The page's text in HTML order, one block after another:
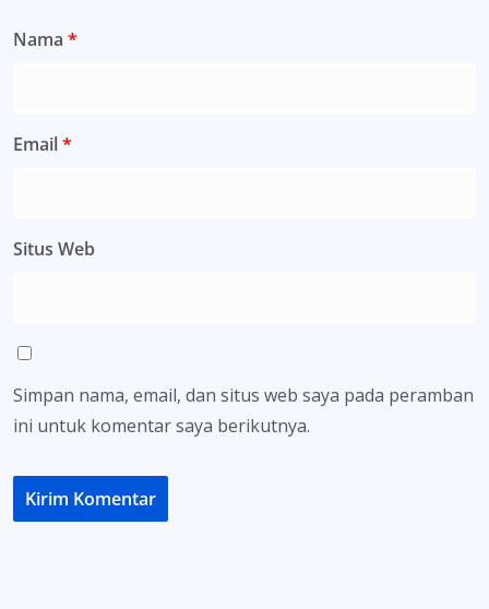
Nama *
Email*
Situs Web
Simpan nama, email, dan situs web saya pada peramban
ini untuk komentar saya berikutnya.